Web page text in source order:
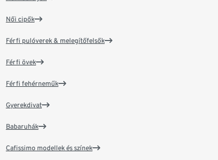
Női cipők
Férfi pulóverek & melegítőfelsők
Férfi övek
Férfi fehérneműk
Gyerekdivat
Babaruhák
Cafissimo modellek és színek